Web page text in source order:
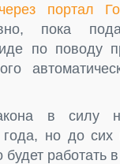
портал
пока
по поводу
в силу
года, но до сих
будет работать